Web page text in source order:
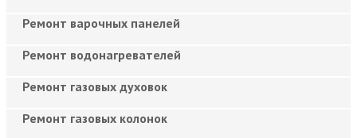
Ремонт варочных панелей
Ремонт водонагревателей
Ремонт газовых духовок
Ремонт газовых колонок